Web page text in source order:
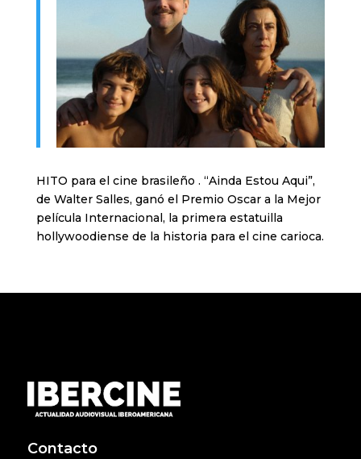
HITO para el cine brasileño . “Ainda Estou Aqui”,
de Walter Salles, ganó el Premio Oscar a la Mejor
película Internacional, la primera estatuilla
hollywoodiense de la historia para el cine carioca.
Contacto